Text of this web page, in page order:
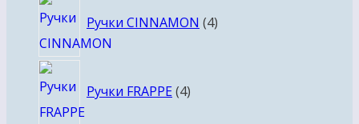
Ручки CINNAMON 4товара
Ручки FRAPPE 4товара